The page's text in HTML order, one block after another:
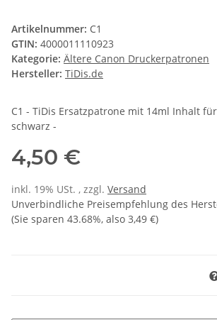
Artikelnummer: C1
GTIN: 4000011110923
Kategorie: Ältere Canon Druckerpatronen
Hersteller: TiDis.de
C1 - TiDis Ersatzpatrone mit 14ml Inhalt für
schwarz -
4,50 €
inkl. 19% USt. , zzgl. Versand
Unverbindliche Preisempfehlung des
(Sie sparen 43.68%, also 3,49 €)